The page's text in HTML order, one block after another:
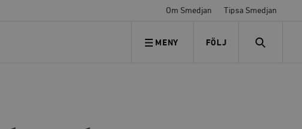
Om Smedjan Tipsa Smedjan
MENY FÖLJ
FÖLJ OSS SEARCH